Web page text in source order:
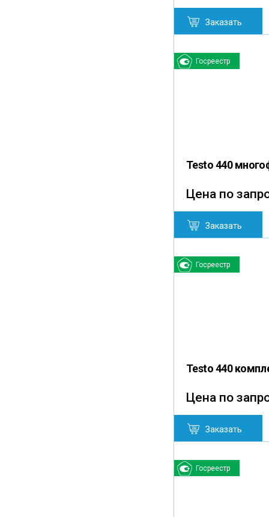
Заказать
Госреестр
Testo 440
Цена по
Заказать
Госреестр
Testo 440
Цена по
Заказать
Госреестр